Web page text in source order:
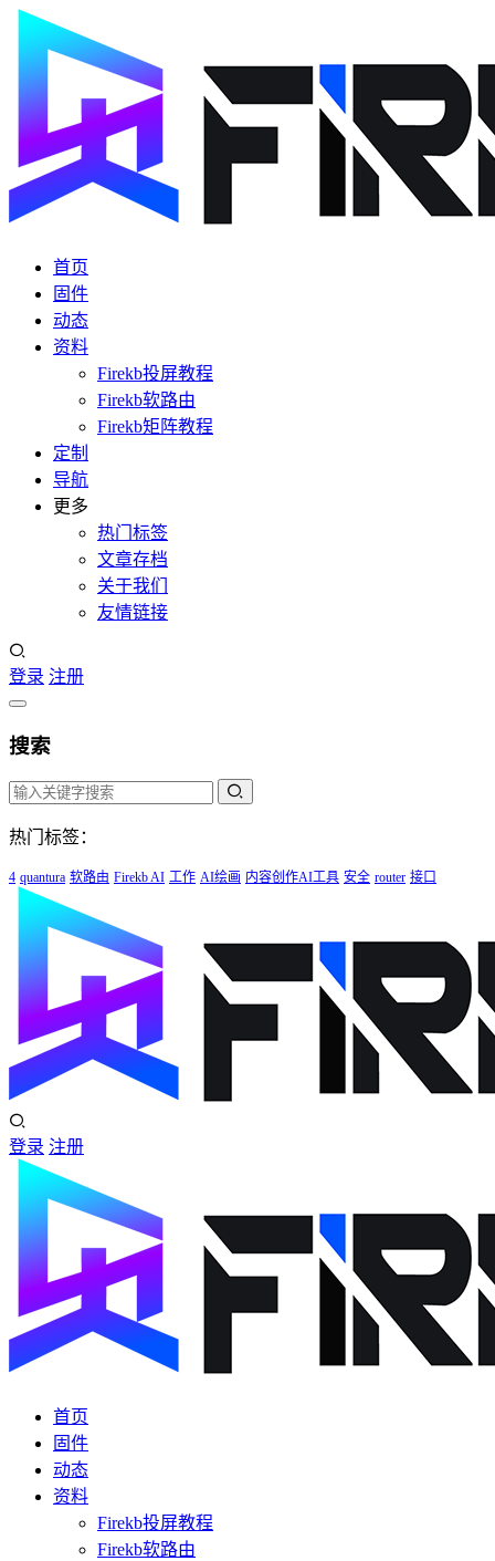
首页
固件
动态
资料
Firekb投屏教程
Firekb软路由
Firekb矩阵教程
定制
导航
更多
热门标签
文章存档
关于我们
友情链接
登录 注册
搜索
热门标签：
4 quantura 软路由 Firekb AI 工作 AI绘画 内容创作AI工具 安全 router 接口
登录 注册
首页
固件
动态
资料
Firekb投屏教程
Firekb软路由